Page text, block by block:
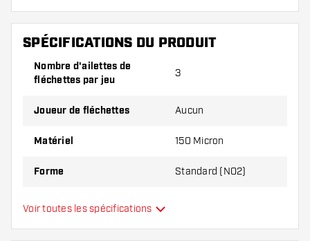
cassés à l'usage.
Essayez une forme, un matériau ou une
épaisseur différents des ailettes pour découvrir
SPÉCIFICATIONS DU PRODUIT
Nombre d'ailettes de
fléchettes par jeu
3
Joueur de fléchettes Aucun
Matériel 150 Micron
Forme Standard (NO2)
Type
Flexibilité
Voir toutes les spécifications